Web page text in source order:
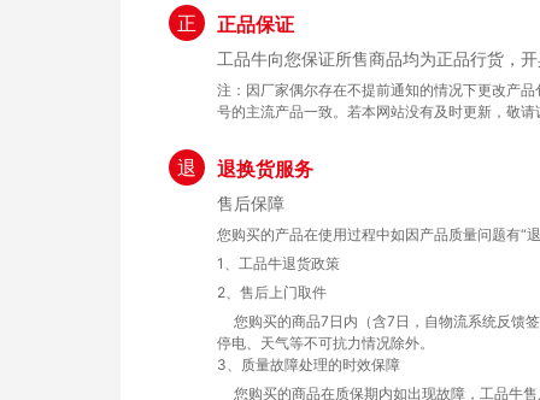
正 正品保证
工品牛向您保证所售商品均为正品行货，
注：因厂家偶尔存在不提前通知的情况下更改产
号的主流产品一致。若本网站没有及时更新，敬请
退 退换货服务
售后保障
您购买的产品在使用过程中如因产品质量问题有“
1、工品牛退货政策
2、售后上门取件
您购买的商品7日内（含7日，自物流系统反馈
停电、天气等不可抗力情况除外。
3、质量故障处理的时效保障
您购买的商品在质保期内如出现故障，工品牛